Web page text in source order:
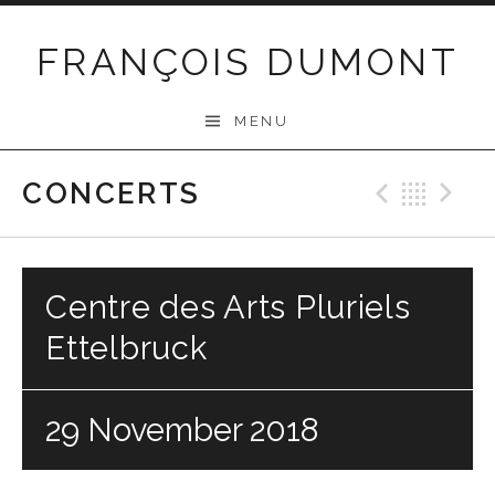
FRANÇOIS DUMONT
MENU
CONCERTS
Centre des Arts Pluriels
Ettelbruck
29 November 2018